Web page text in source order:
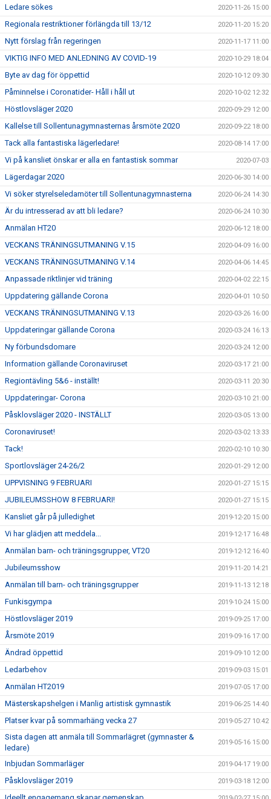
Ledare sökes 2020-11-26 15:00
Regionala restriktioner förlängda till 13/12 2020-11-20 15:20
Nytt förslag från regeringen 2020-11-17 11:00
VIKTIG INFO MED ANLEDNING AV COVID-19 2020-10-29 18:04
Byte av dag för öppettid 2020-10-12 09:30
Påminnelse i Coronatider- Håll i håll ut 2020-10-02 12:32
Höstlovsläger 2020 2020-09-29 12:00
Kallelse till Sollentunagymnasternas årsmöte 2020 2020-09-22 18:00
Tack alla fantastiska lägerledare! 2020-08-14 17:00
Vi på kansliet önskar er alla en fantastisk sommar 2020-07-03
Lägerdagar 2020 2020-06-30 14:00
Vi söker styrelseledamöter till Sollentunagymnasterna 2020-06-24 14:30
Är du intresserad av att bli ledare? 2020-06-24 10:30
Anmälan HT20 2020-06-12 18:00
VECKANS TRÄNINGSUTMANING V.15 2020-04-09 16:00
VECKANS TRÄNINGSUTMANING V.14 2020-04-06 14:45
Anpassade riktlinjer vid träning 2020-04-02 22:15
Uppdatering gällande Corona 2020-04-01 10:50
VECKANS TRÄNINGSUTMANING V.13 2020-03-26 16:00
Uppdateringar gällande Corona 2020-03-24 16:13
Ny förbundsdomare 2020-03-24 12:00
Information gällande Coronaviruset 2020-03-17 21:00
Regiontävling 5&6 - inställt! 2020-03-11 20:30
Uppdateringar- Corona 2020-03-10 21:00
Påsklovsläger 2020 - INSTÄLLT 2020-03-05 13:00
Coronaviruset! 2020-03-02 13:33
Tack! 2020-02-10 10:30
Sportlovsläger 24-26/2 2020-01-29 12:00
UPPVISNING 9 FEBRUARI 2020-01-27 15:15
JUBILEUMSSHOW 8 FEBRUARI! 2020-01-27 15:15
Kansliet går på julledighet 2019-12-20 15:00
Vi har glädjen att meddela... 2019-12-17 16:48
Anmälan barn- och träningsgrupper, VT20 2019-12-12 16:40
Jubileumsshow 2019-11-20 14:21
Anmälan till barn- och träningsgrupper 2019-11-13 12:18
Funkisgympa 2019-10-24 15:00
Höstlovsläger 2019 2019-09-25 17:00
Årsmöte 2019 2019-09-16 17:00
Ändrad öppettid 2019-09-10 12:00
Ledarbehov 2019-09-03 15:01
Anmälan HT2019 2019-07-05 17:00
Mästerskapshelgen i Manlig artistisk gymnastik 2019-06-25 14:40
Platser kvar på sommarhäng vecka 27 2019-05-27 10:42
Sista dagen att anmäla till Sommarlägret (gymnaster &
ledare)
2019-05-16 15:00
Inbjudan Sommarläger 2019-04-17 19:00
Påsklovsläger 2019 2019-03-18 12:00